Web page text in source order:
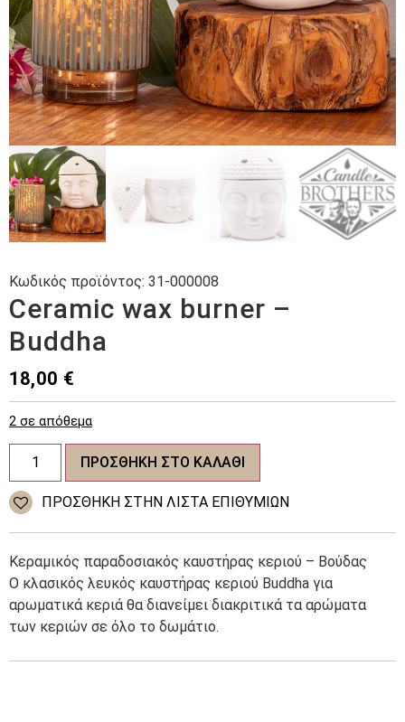
Ceramic wax burner –
Buddha
18,00 €
Κεραμικός παραδοσιακός καυστήρας κεριού – Βούδας
Ο κλασικός λευκός καυστήρας κεριού Buddha για
αρωματικά κεριά θα διανείμει διακριτικά τα αρώματα
των κεριών σε όλο το δωμάτιο.
2 σε απόθεμα
Ceramic
wax
burner
-
Buddha
ΠΡΟΣΘΉΚΗ ΣΤΟ ΚΑΛΆΘΙ
ΠΡΌΣΘΉΚΗ ΣΤΗΝ ΛΊΣΤΑ ΕΠΙΘΥΜΙΏΝ
Κωδικός προϊόντος: 31-000008